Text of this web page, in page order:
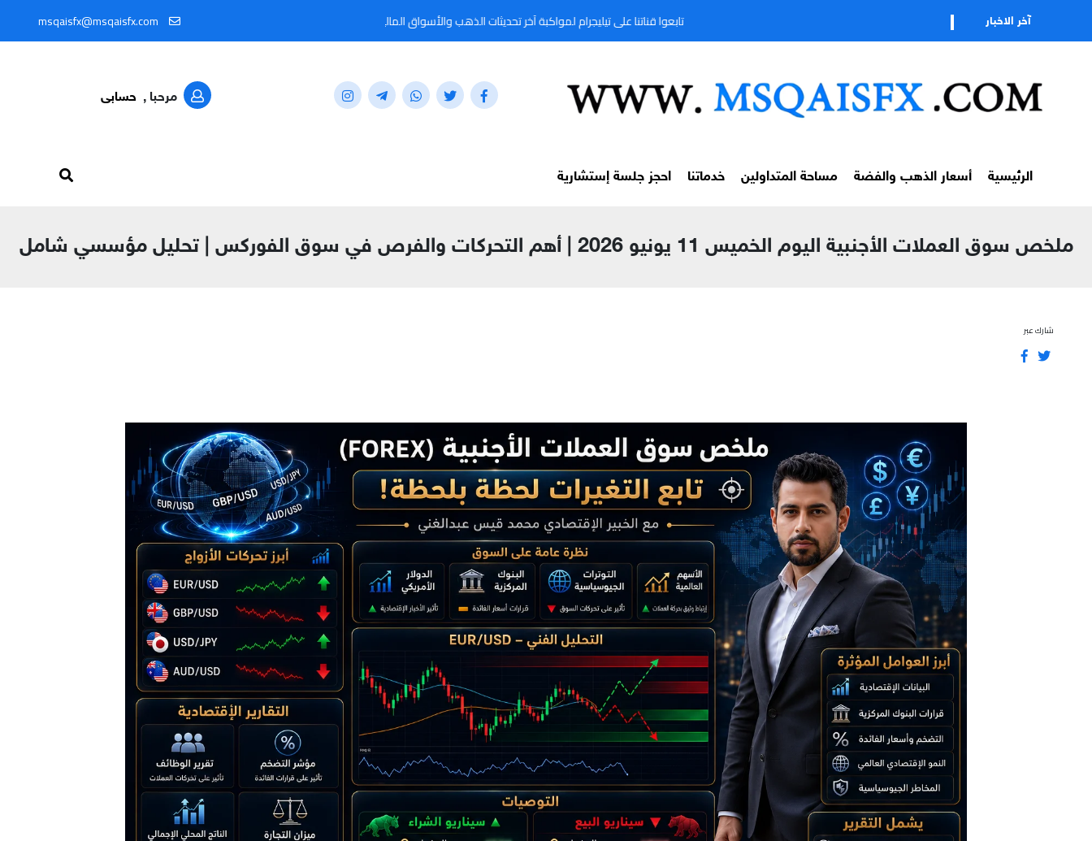
آخر الاخبار تابعوا قناتنا على تيليجرام لمواكبة آخر تحديثات الذهب والأسواق المالية لحظة بلحظة من خلال المعرّف: @MSQAISFX91 msqaisfx@msqaisfx.com
مرحبا , حسابى
الرئيسية أسعار الذهب والفضة مساحة المتداولين خدماتنا احجز جلسة إستشارية
ملخص سوق العملات الأجنبية اليوم الخميس 11 يونيو 2026 | أهم التحركات والفرص في سوق الفوركس | تحليل مؤسسي شامل
شارك عبر